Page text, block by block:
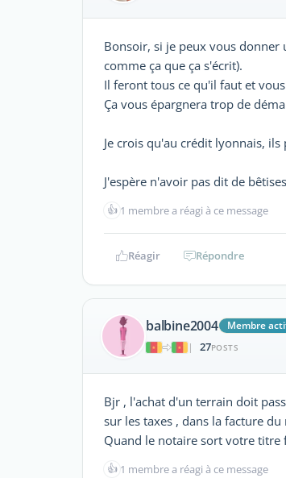
Bonsoir, si je peux vous donner
comme ça que ça s'écrit).
Il feront tous ce qu'il faut et
Ça vous épargnera trop de
Je crois qu'au crédit lyonnais,
J'espère n'avoir pas dit de
👍 1 membre a réagi à ce message
Réagir Répondre
balbine2004
Membre
|
27POSTS
Bjr , l'achat d'un terrain doit
sur les taxes , dans la facture
Quand le notaire sort votre titre
👍 1 membre a réagi à ce message